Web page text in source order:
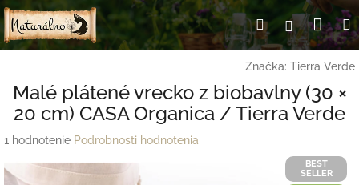
Prejsť
na
obsah
Hľadať
Značka: Tierra Verde
Malé plátené vrecko z biobavlny (30 ×
20 cm) CASA Organica / Tierra Verde
Priemerné
produktu
1 hodnotenie Podrobnosti hodnotenia
BEST
SELLER